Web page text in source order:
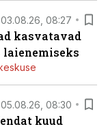
03.08.26, 08:27
kasvatavad
05.08.26, 08:30
kuud